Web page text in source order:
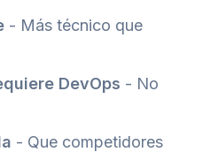
- Más técnico que
DevOps - No
- Que competidores